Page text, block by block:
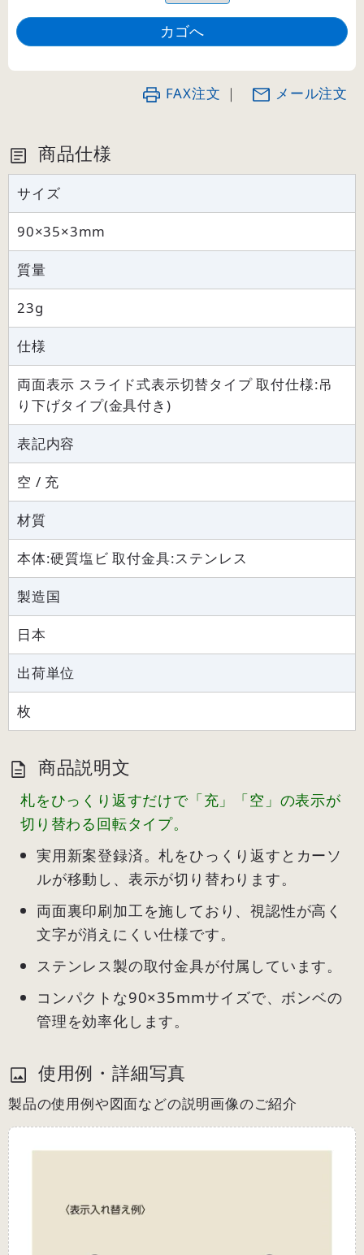
FAX注文 ｜ メール注文
商品仕様
サイズ
90×35×3mm
質量
23g
仕様
両面表示 スライド式表示切替タイプ 取付仕様:吊
り下げタイプ(金具付き)
表記内容
空 / 充
材質
本体:硬質塩ビ 取付金具:ステンレス
製造国
日本
出荷単位
枚
商品説明文
札をひっくり返すだけで「充」「空」の表示が
切り替わる回転タイプ。
実用新案登録済。札をひっくり返すとカーソ
ルが移動し、表示が切り替わります。
両面裏印刷加工を施しており、視認性が高く
文字が消えにくい仕様です。
ステンレス製の取付金具が付属しています。
コンパクトな90×35mmサイズで、ボンベの
管理を効率化します。
使用例・詳細写真
製品の使用例や図面などの説明画像のご紹介